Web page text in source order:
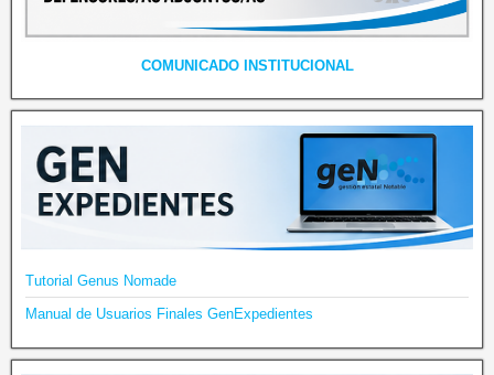
COMUNICADO INSTITUCIONAL
Tutorial Genus Nomade
Manual de Usuarios Finales GenExpedientes